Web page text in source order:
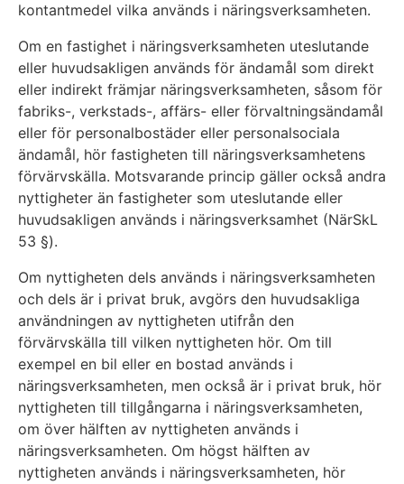
kontantmedel vilka används i näringsverksamheten.
Om en fastighet i näringsverksamheten uteslutande
eller huvudsakligen används för ändamål som direkt
eller indirekt främjar näringsverksamheten, såsom för
fabriks-, verkstads-, affärs- eller förvaltningsändamål
eller för personalbostäder eller personalsociala
ändamål, hör fastigheten till näringsverksamhetens
förvärvskälla. Motsvarande princip gäller också andra
nyttigheter än fastigheter som uteslutande eller
huvudsakligen används i näringsverksamhet (NärSkL
53 §).
Om nyttigheten dels används i näringsverksamheten
och dels är i privat bruk, avgörs den huvudsakliga
användningen av nyttigheten utifrån den
förvärvskälla till vilken nyttigheten hör. Om till
exempel en bil eller en bostad används i
näringsverksamheten, men också är i privat bruk, hör
nyttigheten till tillgångarna i näringsverksamheten,
om över hälften av nyttigheten används i
näringsverksamheten. Om högst hälften av
nyttigheten används i näringsverksamheten, hör